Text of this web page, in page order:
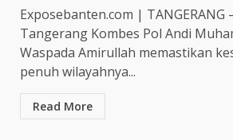
Exposebanten.com | TANGERANG
Tangerang Kombes Pol Andi
Waspada Amirullah memastikan
penuh wilayahnya...
Read More